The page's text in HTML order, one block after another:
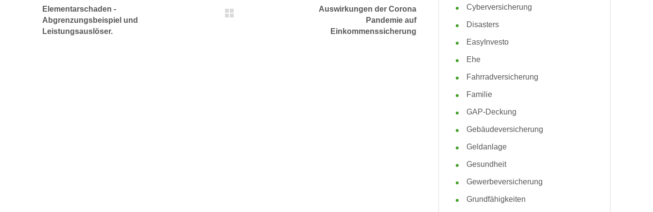
Elementarschaden -
Abgrenzungsbeispiel und
Leistungsauslöser.
Auswirkungen der Corona
Pandemie auf
Einkommenssicherung
Cyberversicherung
Disasters
EasyInvesto
Ehe
Fahrradversicherung
Familie
GAP-Deckung
Gebäudeversicherung
Geldanlage
Gesundheit
Gewerbeversicherung
Grundfähigkeiten